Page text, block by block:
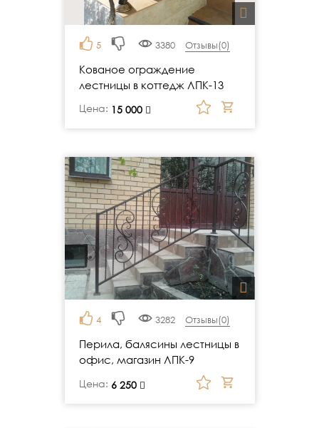
5 3380 Отзывы(0)
Кованое ограждение
лестницы в коттедж ЛПК-13
Цена: 15 000
руб.
4 3282 Отзывы(0)
Перила, балясины лестницы в
офис, магазин ЛПК-9
Цена: 6 250
руб.